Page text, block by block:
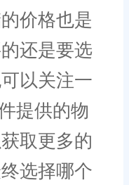
价格也是
还是要选
以关注一
提供的物
取更多的
选择哪个